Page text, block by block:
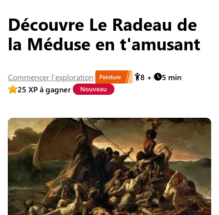
Découvre Le Radeau de
la Méduse en t'amusant
Commencer l’exploration Peinture 8 + 5 min
25 XP à gagner Nouveau